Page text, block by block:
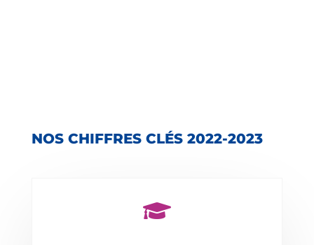
NOS CHIFFRES CLÉS 2022-2023
